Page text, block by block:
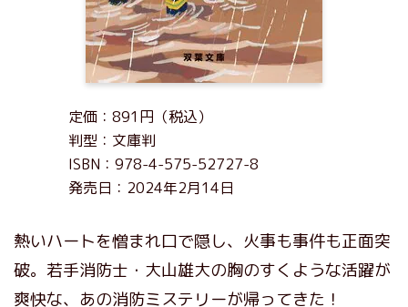
定価：891円（税込）
判型：文庫判
ISBN：978-4-575-52727-8
発売日：2024年2月14日
熱いハートを憎まれ口で隠し、火事も事件も正面突
破。若手消防士・大山雄大の胸のすくような活躍が
爽快な、あの消防ミステリーが帰ってきた！